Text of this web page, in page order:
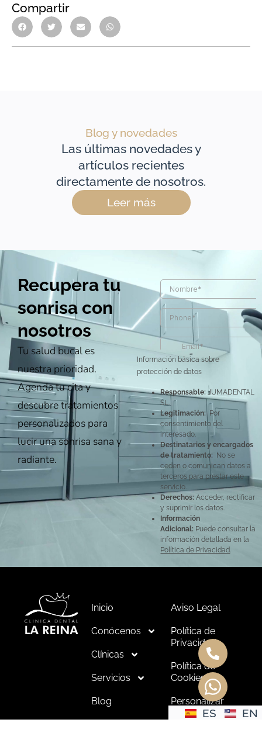
Compartir
Blog y novedades
Las últimas novedades y
artículos recientes
directamente de nosotros.
Leer más
Recupera tu
sonrisa con
nosotros
Tu salud bucal es
nuestra prioridad.
Agenda tu cita y
descubre tratamientos
personalizados para
lucir una sonrisa sana y
radiante.
Información básica sobre
protección de datos
Responsable: JUMADENTAL
SL.
Legitimación: Por
consentimiento del
interesado.
Destinatarios y encargados
de tratamiento: No se
ceden o comunican datos a
terceros para prestar este
servicio.
Derechos: Acceder, rectificar
y suprimir los datos.
Información
Adicional: Puede consultar la
información detallada en la
Política de Privacidad.
Inicio
Conócenos
Clínicas
Servicios
Blog
Aviso Legal
Política de
Privacidad
Política de
Cookies
Personalizar
CookiesES EN